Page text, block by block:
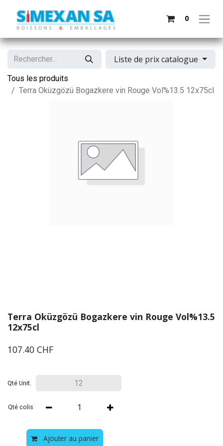
0
Liste de prix catalogue
Tous les produits
Terra Oküzgözü Bogazkere vin Rouge Vol%13.5 12x75cl
Terra Oküzgözü Bogazkere vin Rouge Vol%13.5
12x75cl
107.40 CHF
Qté Unit.
Qté colis
Ajouter au panier